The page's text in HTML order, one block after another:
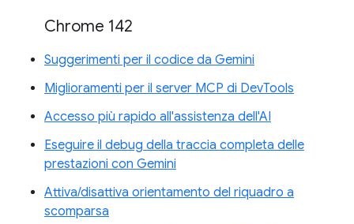
Chrome 142
Suggerimenti per il codice da Gemini
Miglioramenti per il server MCP di DevTools
Accesso più rapido all'assistenza dell'AI
Eseguire il debug della traccia completa delle
prestazioni con Gemini
Attiva/disattiva orientamento del riquadro a
scomparsa